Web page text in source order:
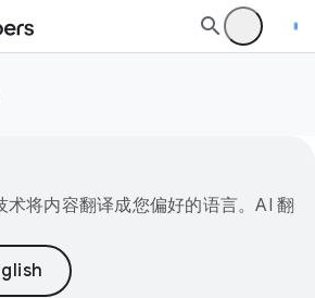
将内容翻译成您偏好的语言。AI 翻